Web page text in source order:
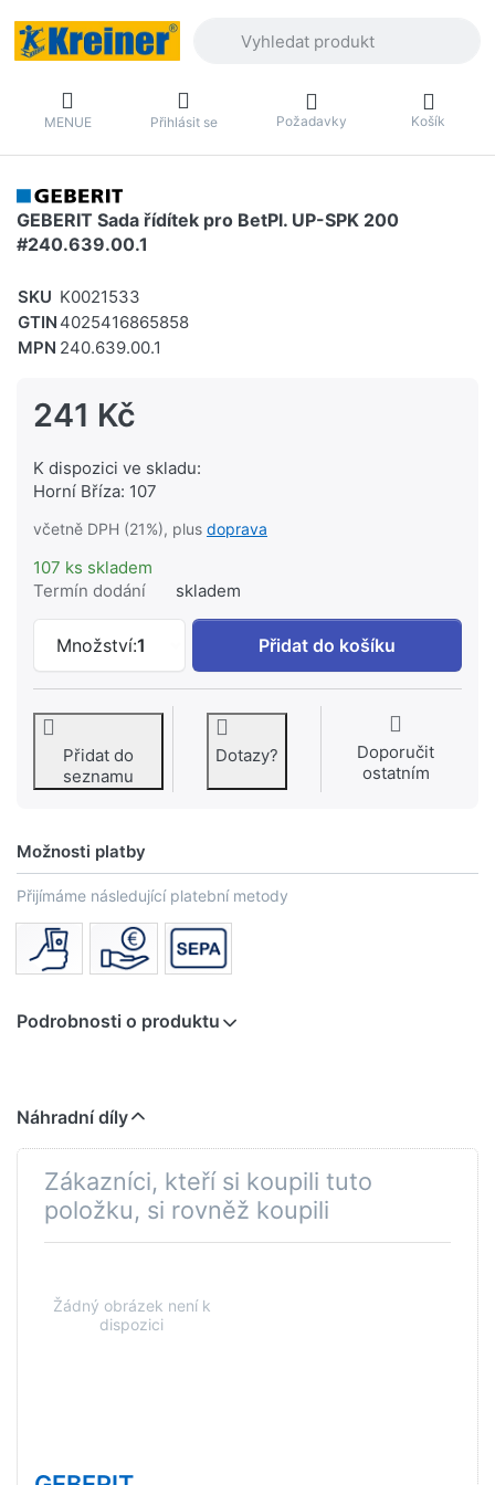
MENUE Přihlásit se Požadavky Košík
GEBERIT Sada řídítek pro BetPl. UP-SPK 200
#240.639.00.1
SKU K0021533
GTIN 4025416865858
MPN 240.639.00.1
241 Kč
K dispozici ve skladu:
Horní Bříza: 107
včetně DPH (21%), plus doprava
107 ks skladem
Termín dodání
skladem
Množství:1
GEBERIT Sada řídítek pro BetPl. UP-
Přidat do košíku
Přidat do
seznamu
Dotazy?
Doporučit
ostatním
Možnosti platby
Přijímáme následující platební metody
Podrobnosti o produktu
Náhradní díly
Zákazníci, kteří si koupili tuto
položku, si rovněž koupili